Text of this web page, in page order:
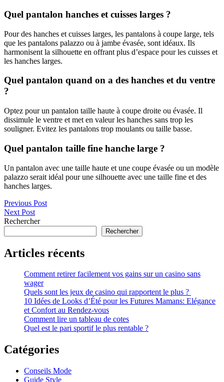
Quel pantalon hanches et cuisses larges ?
Pour des hanches et cuisses larges, les pantalons à coupe large, tels
que les pantalons palazzo ou à jambe évasée, sont idéaux. Ils
harmonisent la silhouette en offrant plus d’espace pour les cuisses et
les hanches larges.
Quel pantalon quand on a des hanches et du ventre
?
Optez pour un pantalon taille haute à coupe droite ou évasée. Il
dissimule le ventre et met en valeur les hanches sans trop les
souligner. Evitez les pantalons trop moulants ou taille basse.
Quel pantalon taille fine hanche large ?
Un pantalon avec une taille haute et une coupe évasée ou un modèle
palazzo serait idéal pour une silhouette avec une taille fine et des
hanches larges.
Navigation
de
Previous Post
Next Post
Rechercher
Rechercher
Articles récents
Comment retirer facilement vos gains sur un casino sans
wager
Quels sont les jeux de casino qui rapportent le plus ?
10 Idées de Looks d’Été pour les Futures Mamans: Elégance
et Confort au Rendez-vous
Comment lire un tableau de cotes
Quel est le pari sportif le plus rentable ?
Catégories
Conseils Mode
Guide Style